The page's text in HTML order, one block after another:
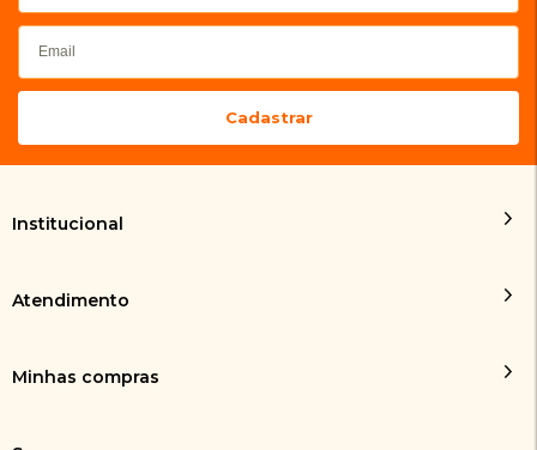
Institucional
Atendimento
Minhas compras